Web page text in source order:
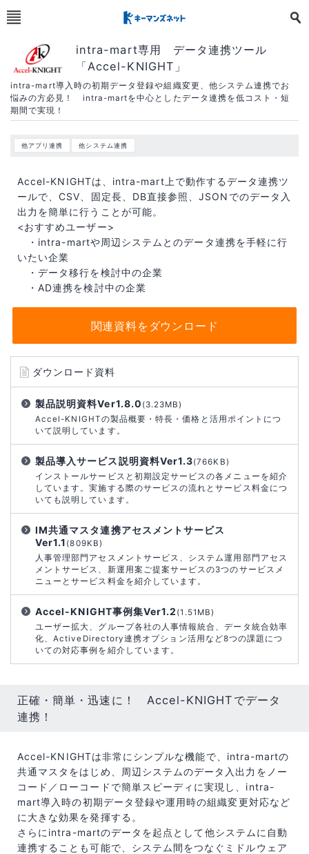
intra-mart専用 データ連携ツール
「Accel-KNIGHT」
intra-mart導入時の初期データ登録や組織変更、他システム連携でお
悩みの方必見！ intra-martを中心としたデータ連携を低コスト・短
期間で実現！
他アプリ連携 他システム連携
Accel-KNIGHTは、intra-mart上で動作するデータ連携ツ
ールで、CSV、固定長、DB直接参照、JSONでのデータ入
出力を簡単に行うことが可能。
<おすすめユーザー>
・intra-martや周辺システムとのデータ連携を手軽に行
いたい企業
・データ移行を検討中の企業
・AD連携を検討中の企業
関連資料をダウンロード
ダウンロード資料
製品説明資料Ver1.8.0 (3.23MB)
Accel-KNIGHTの製品概要・特長・価格と活用ポイントにつ
いて説明しています。
製品導入サービス説明資料Ver1.3(766KB)
インストールサービスと初期設定サービスの各メニューを紹介
しています。実施する際のサービスの流れとサービス料金につ
いても説明しています。
IM共通マスタ連携アセスメントサービス
Ver1.1 (809KB)
人事管理部門アセスメントサービス、システム運用部門アセス
メントサービス、新運用案ご提案サービスの3つのサービスメ
ニューとサービス料金を紹介しています。
Accel-KNIGHT事例集Ver1.2 (1.51MB)
ユーザー拡大、グループ各社の人事情報統合、データ統合効率
化、ActiveDirectory連携オプション活用など8つの課題につ
いての対応事例を紹介しています。
正確・簡単・迅速に！ Accel-KNIGHTでデータ
連携！
Accel-KNIGHTは非常にシンプルな機能で、intra-martの
共通マスタをはじめ、周辺システムのデータ入出力をノー
コード／ローコードで簡単スピーディに実現し、intra-
mart導入時の初期データ登録や運用時の組織変更対応など
に大きな効果を発揮する。
さらにintra-martのデータを起点として他システムに自動
連携することも可能で、システム間をつなぐミドルウェア